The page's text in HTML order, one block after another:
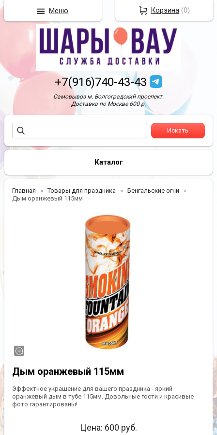
+7(916)740-43-43
Самовывоз м. Волгоградский проспект.
Доставка по Москве 600 р.
Каталог
Главная Товары для праздника
Бенгальские огни
Дым оранжевый 115мм
Дым оранжевый 115мм
Эффектное украшение для вашего праздника - яркий
оранжевый дым в тубе 115мм. Довольные гости и красивые
фото гарантированы!
Цена: 600 руб.
Корзина (0)
Меню